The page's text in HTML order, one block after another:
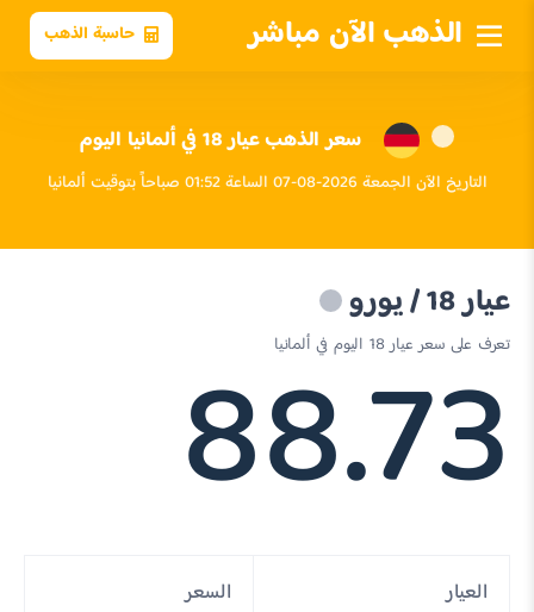
الذهب الآن مباشر حاسبة الذهب
سعر الذهب عيار 18 في ألمانيا اليوم
التاريخ الآن الجمعة 2026-08-07 الساعة 01:52 صباحاً بتوقيت ألمانيا
عيار 18 / يورو
تعرف على سعر عيار 18 اليوم في ألمانيا
88.73
العيار السعر